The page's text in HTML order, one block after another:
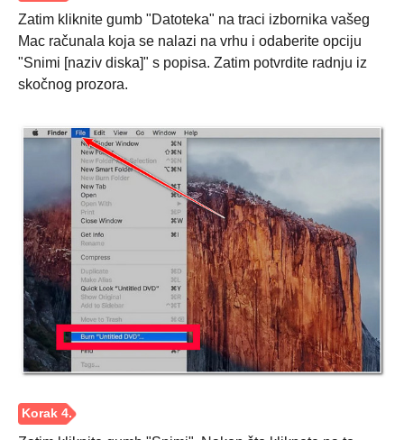
Zatim kliknite gumb "Datoteka" na traci izbornika vašeg
Mac računala koja se nalazi na vrhu i odaberite opciju
"Snimi [naziv diska]" s popisa. Zatim potvrdite radnju iz
skočnog prozora.